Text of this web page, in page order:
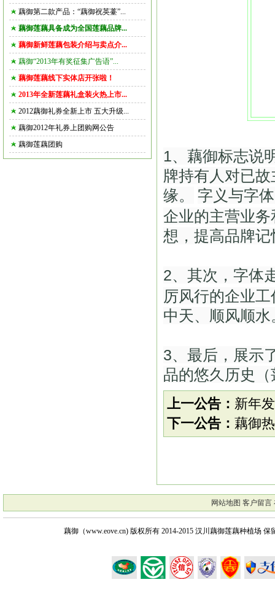
藕御第二款产品：“藕御祝英薹”...
藕御莲藕具备成为全国莲藕品牌...
藕御新鲜莲藕包装介绍与卖点介...
藕御“2013年有奖征集广告语”...
藕御莲藕线下实体店开张啦！
2013年全新莲藕礼盒装火热上市...
2012藕御礼券全新上市 五大升级...
藕御2012年礼券上团购网公告
藕御莲藕团购
1、藕御标志说
牌持有人对已
缘。
字义与字
企业的主营业
想，提高品牌
2、其次，字体
厉风行的企业
中天、顺风顺水
3、最后，展示
品的悠久历史
上一公告： 新年
下一公告： 藕御
网站地图 客户留言
藕御（www.eove.cn) 版权所有2014-2015 汉川藕御莲藕种植场 保